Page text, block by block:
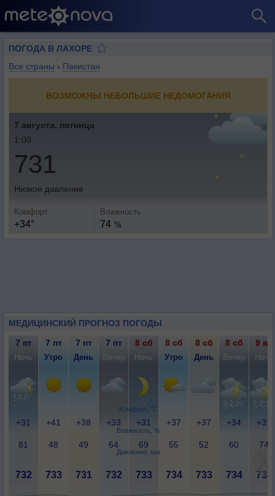
ПОГОДА В ЛАХОРЕ
Все страны › Пакистан
ВОЗМОЖНЫ НЕБОЛЬШИЕ НЕДОМОГАНИЯ
7 августа, пятница
1:00
731
Низкое давление
Комфорт
+34°
Влажность
74 %
МЕДИЦИНСКИЙ ПРОГНОЗ ПОГОДЫ
Комфорт, °C
Влажность, %
Давление, мм
7 пт 7 пт 7 пт 7 пт 8 сб 8 сб 8 сб 8 сб 9 вс
Ночь Утро День Вечер Ночь Утро День Вечер Ночь
+31 +41 +38 +33 +31 +37 +37 +34 +31
81 48 49 64 69 55 52 60 74
732 733 731 732 733 734 733 734 734